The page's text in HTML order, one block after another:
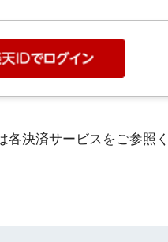
各決済サービスをご参照